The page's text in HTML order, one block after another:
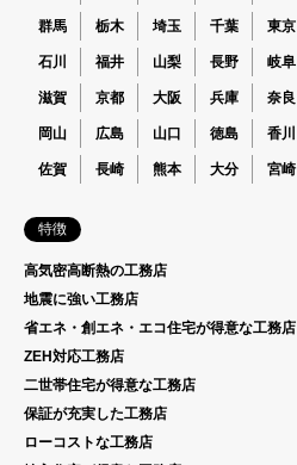
群馬 栃木 埼玉 千葉 東京
石川 福井 山梨 長野 岐阜
滋賀 京都 大阪 兵庫 奈良
岡山 広島 山口 徳島 香川
佐賀 長崎 熊本 大分 宮崎
特徴
高気密高断熱の工務店
地震に強い工務店
省エネ・創エネ・エコ住宅が得意な工務店
ZEH対応工務店
二世帯住宅が得意な工務店
保証が充実した工務店
ローコストな工務店